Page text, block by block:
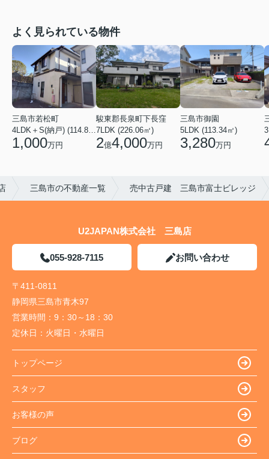
よく見られている物件
三島市若松町
1,000万円
駿東郡長泉町下長窪
7LDK (226.06㎡)
2億4,000万円
三島市御園
5LDK (113.34㎡)
3,280万円
三島市の不動産一覧 売中古戸建 三島市富士ビレッジ
U2JAPAN株式会社 三島店
055-928-7115 お問い合わせ
〒411-0811
静岡県三島市青木97
営業時間： 9：30～18：30
定休日： 火曜日・水曜日
トップページ
スタッフ
お客様の声
ブログ